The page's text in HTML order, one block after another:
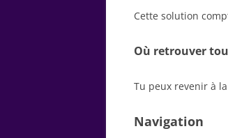
Cette solution
Où retrouver
Tu peux revenir à
Navigation